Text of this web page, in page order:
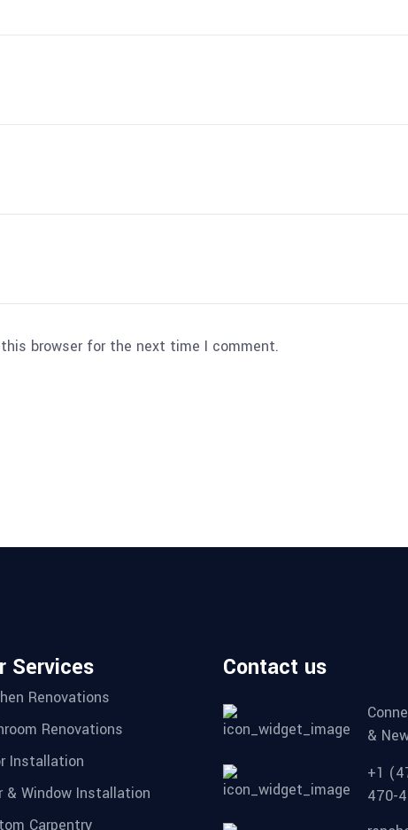
browser for the next time I comment.
Services
Renovations
Renovations
Installation
& Window Installation
Carpentry
Contact us
&
+1
470-